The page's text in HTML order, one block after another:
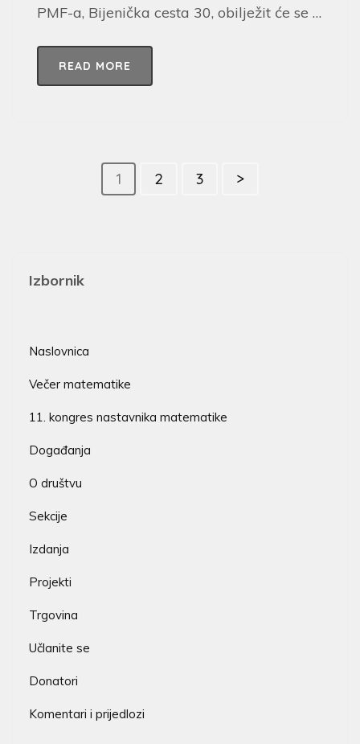
PMF-a, Bijenička cesta 30, obilježit će se …
READ MORE
1 2 3 >
Izbornik
Naslovnica
Večer matematike
11. kongres nastavnika matematike
Događanja
O društvu
Sekcije
Izdanja
Projekti
Trgovina
Učlanite se
Donatori
Komentari i prijedlozi